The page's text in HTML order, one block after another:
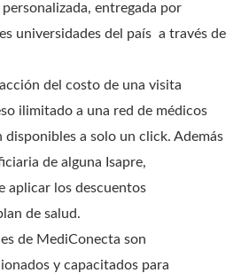
entregada por
universidades del país a través de
del costo de una visita
ilimitado a una red de médicos
disponibles a solo un click. Además
de alguna Isapre,
aplicar los descuentos
de salud.
de MediConecta son
y capacitados para